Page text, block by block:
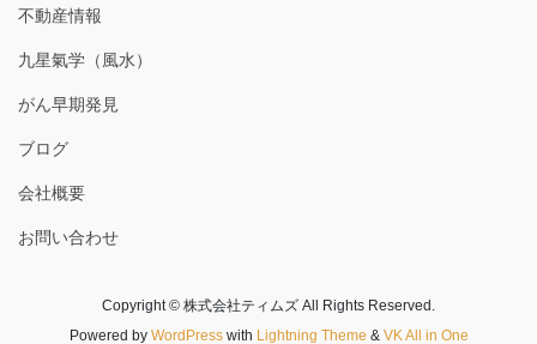
不動産情報
九星氣学（風水）
がん早期発見
ブログ
会社概要
お問い合わせ
Copyright © 株式会社ティムズ All Rights Reserved.
Powered by WordPresswith Lightning Theme & VK All in One